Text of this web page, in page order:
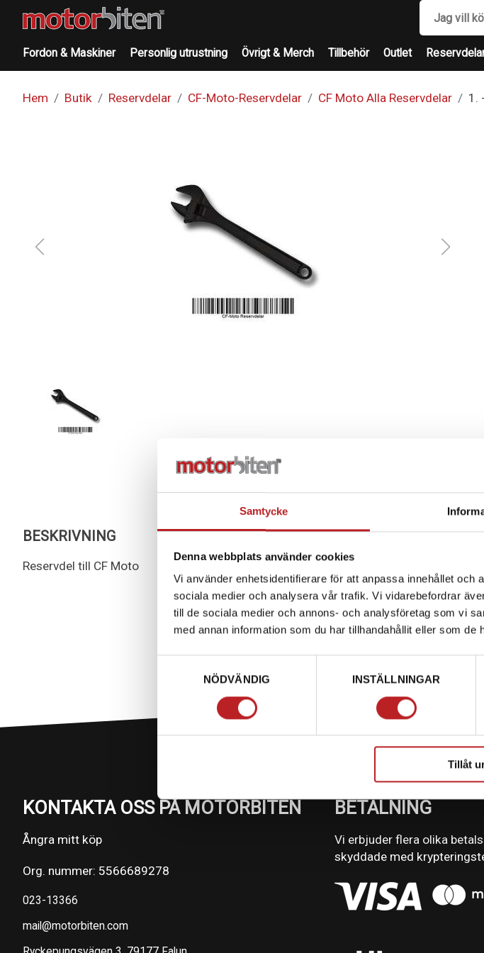
Samtycke
Denna webbplats använder cookies
Vi använder enhetsidentifierare för att anpassa innehållet och
sociala medier och analysera vår trafik. Vi vidarebefordrar
till de sociala medier och annons- och analysföretag som vi
med annan information som du har tillhandahållit eller som
NÖDVÄNDIG
INSTÄLLNINGAR
Tillåt
Fordon & Maskiner Personlig utrustning Övrigt & Merch Tillbehör Outlet
Hem Butik Reservdelar CF-Moto-Reservdelar CF Moto Alla Reservdelar 1.
BESKRIVNING
Reservdel till CF Moto
KONTAKTA OSS PÅ MOTORBITEN
Ångra mitt köp
Org. nummer: 5566689278
023-13366
mail@motorbiten.com
BETALNING
Vi erbjuder flera olika
skyddade med